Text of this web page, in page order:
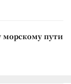
морскому пути